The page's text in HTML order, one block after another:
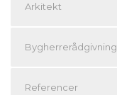
Arkitekt
Bygherrerådgivning
Referencer